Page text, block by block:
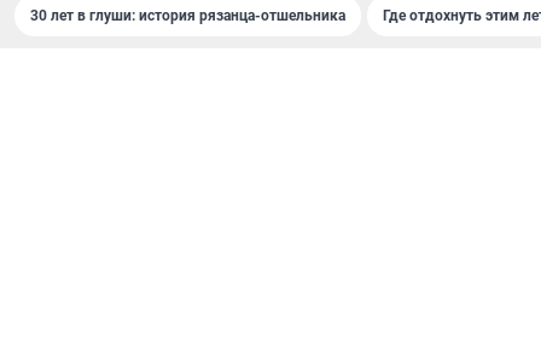
30 лет в глуши: история рязанца-отшельника Где отдохнуть этим